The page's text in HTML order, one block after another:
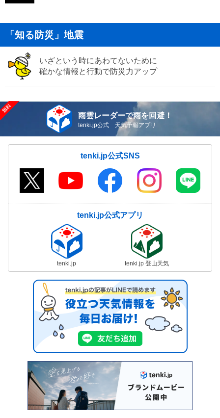
「知る防災」地震
いざという時にあわてないために
確かな情報と行動で防災力アップ
雨雲レーダーで雨を回避！
tenki.jp公式 天気予報アプリ
tenki.jp公式SNS
tenki.jp公式アプリ
tenki.jp tenki.jp 登山天気